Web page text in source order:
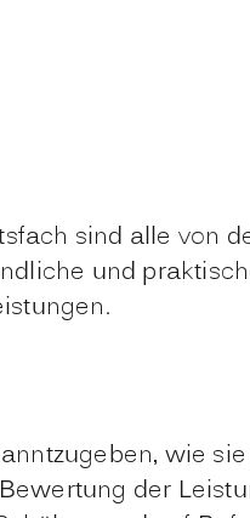
sind alle von
und
wie
der